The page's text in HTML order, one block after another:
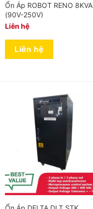
Ổn Áp ROBOT RENO 8KVA
(90V-250V)
Liên hệ
Liên hệ